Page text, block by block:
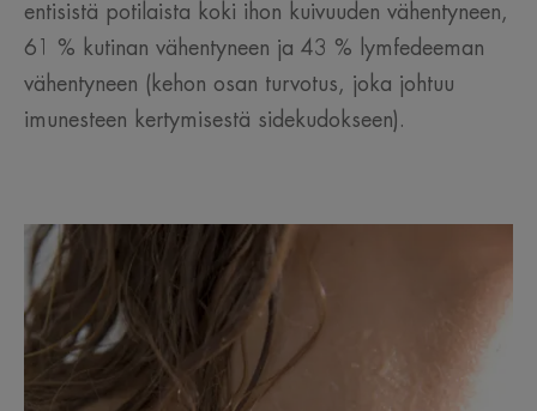
entisistä potilaista koki ihon kuivuuden vähentyneen,
61 % kutinan vähentyneen ja 43 % lymfedeeman
vähentyneen (kehon osan turvotus, joka johtuu
imunesteen kertymisestä sidekudokseen).